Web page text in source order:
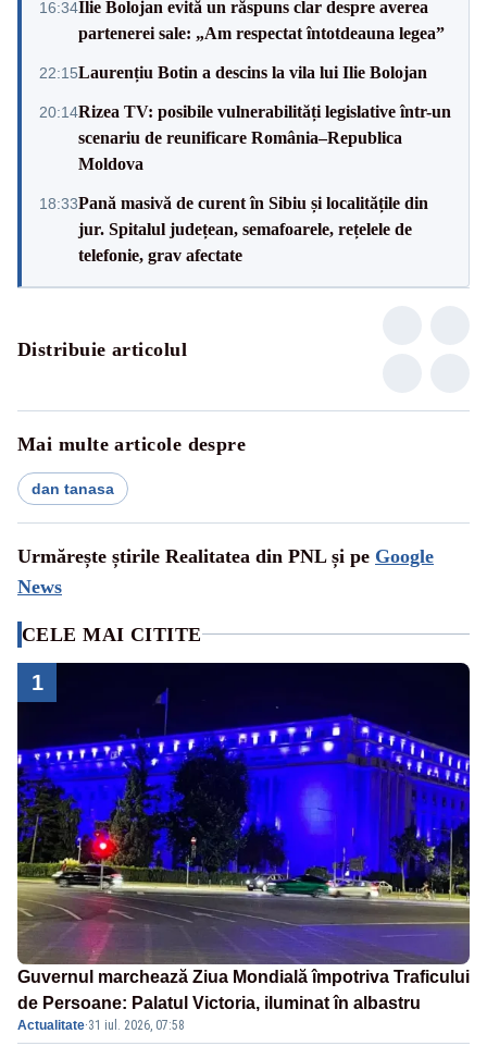
16:34Ilie Bolojan evită un răspuns clar despre averea
partenerei sale: „Am respectat întotdeauna legea”
22:15Laurențiu Botin a descins la vila lui Ilie Bolojan
20:14Rizea TV: posibile vulnerabilități legislative într-un
scenariu de reunificare România–Republica
Moldova
18:33Pană masivă de curent în Sibiu și localitățile din
jur. Spitalul județean, semafoarele, rețelele de
telefonie, grav afectate
Distribuie articolul
Mai multe articole despre
dan tanasa
Urmărește știrile Realitatea din PNL și pe Google
News
CELE MAI CITITE
1
Guvernul marchează Ziua Mondială împotriva Traficului
de Persoane: Palatul Victoria, iluminat în albastru
Actualitate·31 iul. 2026, 07:58